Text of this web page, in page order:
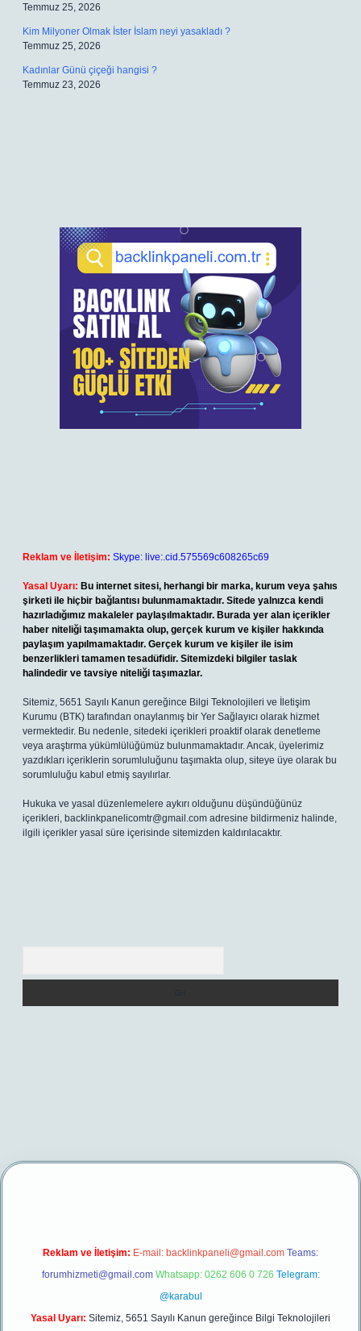
Temmuz 25, 2026
Kim Milyoner Olmak İster İslam neyi yasakladı ?
Temmuz 25, 2026
Kadınlar Günü çiçeği hangisi ?
Temmuz 23, 2026
Reklam ve İletişim: Skype: live:.cid.575569c608265c69
Yasal Uyarı: Bu internet sitesi, herhangi bir marka, kurum veya şahıs
şirketi ile hiçbir bağlantısı bulunmamaktadır. Sitede yalnızca kendi
hazırladığımız makaleler paylaşılmaktadır. Burada yer alan içerikler
haber niteliği taşımamakta olup, gerçek kurum ve kişiler hakkında
paylaşım yapılmamaktadır. Gerçek kurum ve kişiler ile isim
benzerlikleri tamamen tesadüfidir. Sitemizdeki bilgiler taslak
halindedir ve tavsiye niteliği taşımazlar.
Sitemiz, 5651 Sayılı Kanun gereğince Bilgi Teknolojileri ve İletişim
Kurumu (BTK) tarafından onaylanmış bir Yer Sağlayıcı olarak hizmet
vermektedir. Bu nedenle, sitedeki içerikleri proaktif olarak denetleme
veya araştırma yükümlülüğümüz bulunmamaktadır. Ancak, üyelerimiz
yazdıkları içeriklerin sorumluluğunu taşımakta olup, siteye üye olarak bu
sorumluluğu kabul etmiş sayılırlar.
Hukuka ve yasal düzenlemelere aykırı olduğunu düşündüğünüz
içerikleri, backlinkpanelicomtr@gmail.com adresine bildirmeniz halinde,
ilgili içerikler yasal süre içerisinde sitemizden kaldırılacaktır.
yeni giriş
Reklam ve İletişim: E-mail: backlinkpaneli@gmail.com Teams:
forumhizmeti@gmail.com Whatsapp: 0262 606 0 726 Telegram:
@karabul
Yasal Uyarı: Sitemiz, 5651 Sayılı Kanun gereğince Bilgi Teknolojileri